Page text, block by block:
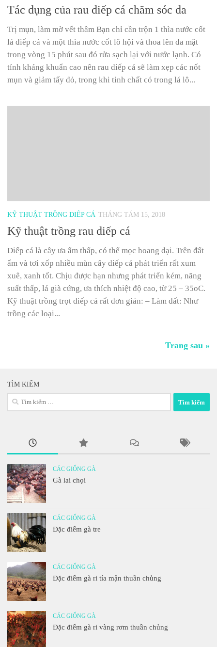
Tác dụng của rau diếp cá chăm sóc da
Trị mụn, làm mờ vết thâm Bạn chỉ cần trộn 1 thìa nước cốt
lá diếp cá và một thìa nước cốt lô hội và thoa lên da mặt
trong vòng 15 phút sau đó rửa sạch lại với nước lạnh. Có
tính kháng khuẩn cao nên rau diếp cá sẽ làm xẹp các nốt
mụn và giảm tấy đỏ, trong khi tinh chất có trong lá lô...
KỸ THUẬT TRỒNG DIÊP CÁ THÁNG TÁM 15, 2018
Kỹ thuật trồng rau diếp cá
Diếp cá là cây ưa ẩm thấp, có thể mọc hoang dại. Trên đất
ẩm và tơi xốp nhiều mùn cây diếp cá phát triển rất xum
xuê, xanh tốt. Chịu được hạn nhưng phát triển kém, năng
suất thấp, lá già cứng, ưa thích nhiệt độ cao, từ 25 – 35oC.
Kỹ thuật trồng trọt diếp cá rất đơn giản: – Làm đất: Như
trồng các loại...
Trang sau »
TÌM KIẾM
Tìm
kiếm
CÁC GIỐNG GÀ
Gà lai chọi
CÁC GIỐNG GÀ
Đặc điểm gà tre
CÁC GIỐNG GÀ
Đặc điểm gà ri tía mận thuần chủng
CÁC GIỐNG GÀ
Đặc điểm gà ri vàng rơm thuần chủng